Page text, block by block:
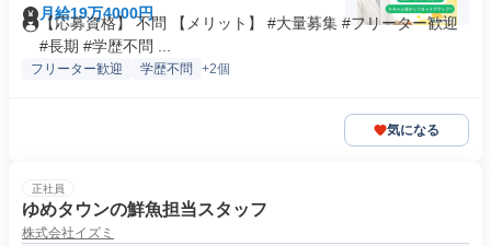
月給19万4000円
【応募資格】 不問 【メリット】 #大量募集 #フリーター歓迎
#長期 #学歴不問 ...
フリーター歓迎 学歴不問 +2個
気になる
正社員
ゆめタウンの鮮魚担当スタッフ
株式会社イズミ